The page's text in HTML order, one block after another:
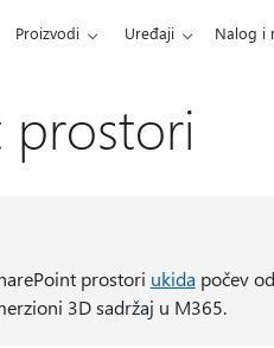
Proizvodi Uređaji Nalog i
prostori
prostori ukida počev
3D sadržaj u M365.